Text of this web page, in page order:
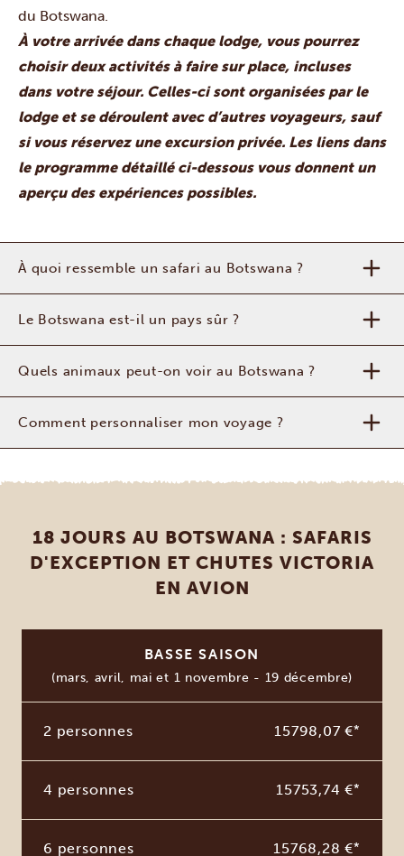
du Botswana.
À votre arrivée dans chaque lodge, vous pourrez
choisir deux activités à faire sur place, incluses
dans votre séjour. Celles-ci sont organisées par le
lodge et se déroulent avec d’autres voyageurs, sauf
si vous réservez une excursion privée. Les liens dans
le programme détaillé ci-dessous vous donnent un
aperçu des expériences possibles.
À quoi ressemble un safari au Botswana ?
Le Botswana est-il un pays sûr ?
Quels animaux peut-on voir au Botswana ?
Comment personnaliser mon voyage ?
18 JOURS AU BOTSWANA : SAFARIS
D'EXCEPTION ET CHUTES VICTORIA
EN AVION
BASSE SAISON
(mars, avril, mai et 1 novembre - 19 décembre)
2 personnes 15798,07 €*
4 personnes 15753,74 €*
6 personnes 15768,28 €*